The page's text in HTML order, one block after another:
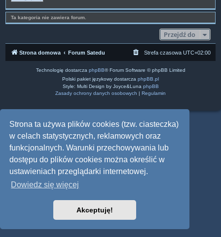
Strona ta używa plików cookies (tzw. ciasteczka)
w celach statystycznych, reklamowych oraz
funkcjonalnych. Warunki przechowywania lub
dostępu do plików cookies można określić w
ustawieniach przeglądarki internetowej.
Dowiedz się więcej
Akceptuję!
Ta kategoria nie zawiera forum.
Przejdź do
Strona domowa Forum Satedu Strefa czasowa UTC+02:00
Technologię dostarcza phpBB® Forum Software © phpBB Limited
Polski pakiet językowy dostarcza phpBB.pl
Style: Multi Design by Joyce&Luna phpBB
Zasady ochrony danych osobowych | Regulamin